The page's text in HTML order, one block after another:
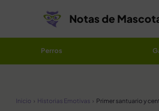
Notas de
Perros
Inicio Historias Emotivas